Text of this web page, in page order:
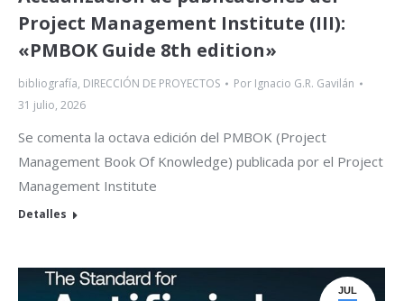
Project Management Institute (III):
«PMBOK Guide 8th edition»
bibliografía, DIRECCIÓN DE PROYECTOS Por Ignacio G.R. Gavilán
31 julio, 2026
Se comenta la octava edición del PMBOK (Project
Management Book Of Knowledge) publicada por el Project
Management Institute
Detalles
JUL